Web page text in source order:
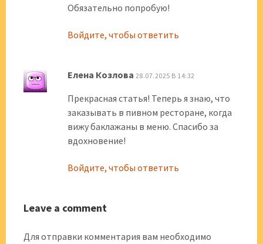
Обязательно попробую!
Войдите, чтобы ответить
Елена Козлова 28.07.2025 В 14:32
Прекрасная статья! Теперь я знаю, что
заказывать в пивном ресторане, когда
вижу баклажаны в меню. Спасибо за
вдохновение!
Войдите, чтобы ответить
Leave a comment
Для отправки комментария вам необходимо